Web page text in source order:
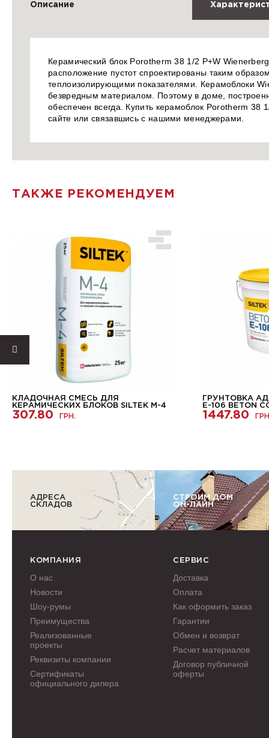
Описание
Керамический блок Porotherm 38 1/2 P+W
расположение пустот спроектированы таким
теплоизолирующими показателями. Керамоблоки
безвредным материалом. Поэтому в доме,
обеспечен всегда. Купить керамоблок Porotherm
сайте или связавшись с нашими менеджерами.
ТАКЖЕ РЕКОМЕНДУЕМ
КЛАДОЧНАЯ СМЕСЬ ДЛЯ
КЕРАМИЧЕСКИХ БЛОКОВ SILTEK M-4
307.80 ГРН.
ГРУНТОВКА
Е-106 BETON
1447.80
АДРЕСА
СКЛАДОВ
СТРОИМ ДОМ
ОН-ЛАЙН
КОМПАНИЯ
О нас
Новости
Шоу-румы
Преимущества
Реализованные
проекты
Реквизиты компании
Сертификаты
официального дилера
СЕРВИС
Доставка
Оплата
Как оформить заказ
Гарантии
Обмен и возврат
Расчет материалов
Договор публичной
оферты